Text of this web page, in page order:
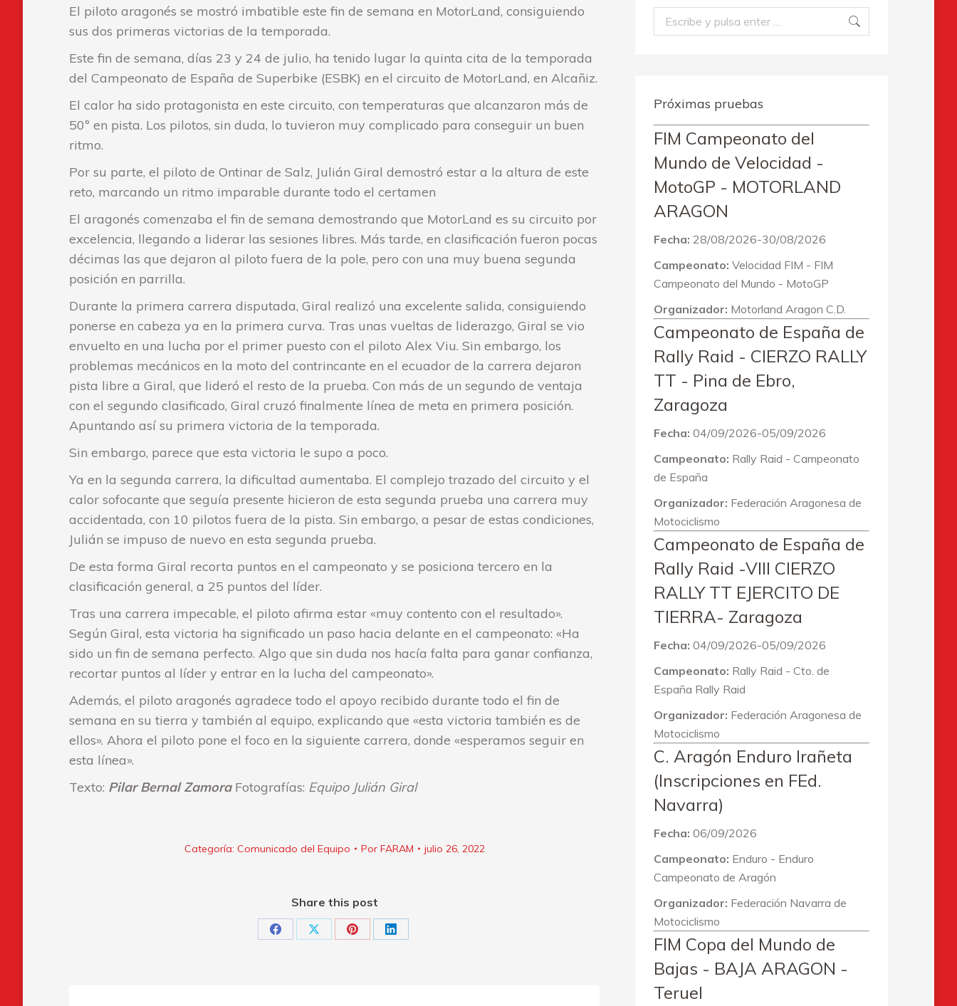
El piloto aragonés se mostró imbatible este fin de semana en MotorLand, consiguiendo
sus dos primeras victorias de la temporada.
Este fin de semana, días 23 y 24 de julio, ha tenido lugar la quinta cita de la temporada
del Campeonato de España de Superbike (ESBK) en el circuito de MotorLand, en Alcañiz.
El calor ha sido protagonista en este circuito, con temperaturas que alcanzaron más de
50º en pista. Los pilotos, sin duda, lo tuvieron muy complicado para conseguir un buen
ritmo.
Por su parte, el piloto de Ontinar de Salz, Julián Giral demostró estar a la altura de este
reto, marcando un ritmo imparable durante todo el certamen
El aragonés comenzaba el fin de semana demostrando que MotorLand es su circuito por
excelencia, llegando a liderar las sesiones libres. Más tarde, en clasificación fueron pocas
décimas las que dejaron al piloto fuera de la pole, pero con una muy buena segunda
posición en parrilla.
Durante la primera carrera disputada, Giral realizó una excelente salida, consiguiendo
ponerse en cabeza ya en la primera curva. Tras unas vueltas de liderazgo, Giral se vio
envuelto en una lucha por el primer puesto con el piloto Alex Viu. Sin embargo, los
problemas mecánicos en la moto del contrincante en el ecuador de la carrera dejaron
pista libre a Giral, que lideró el resto de la prueba. Con más de un segundo de ventaja
con el segundo clasificado, Giral cruzó finalmente línea de meta en primera posición.
Apuntando así su primera victoria de la temporada.
Sin embargo, parece que esta victoria le supo a poco.
Ya en la segunda carrera, la dificultad aumentaba. El complejo trazado del circuito y el
calor sofocante que seguía presente hicieron de esta segunda prueba una carrera muy
accidentada, con 10 pilotos fuera de la pista. Sin embargo, a pesar de estas condiciones,
Julián se impuso de nuevo en esta segunda prueba.
De esta forma Giral recorta puntos en el campeonato y se posiciona tercero en la
clasificación general, a 25 puntos del líder.
Tras una carrera impecable, el piloto afirma estar «muy contento con el resultado».
Según Giral, esta victoria ha significado un paso hacia delante en el campeonato: «Ha
sido un fin de semana perfecto. Algo que sin duda nos hacía falta para ganar confianza,
recortar puntos al líder y entrar en la lucha del campeonato».
Además, el piloto aragonés agradece todo el apoyo recibido durante todo el fin de
semana en su tierra y también al equipo, explicando que «esta victoria también es de
ellos». Ahora el piloto pone el foco en la siguiente carrera, donde «esperamos seguir en
esta línea».
Texto: Pilar Bernal ZamoraFotografías: Equipo Julián Giral
Categoría: Comunicado del Equipo Por FARAM julio 26, 2022
Share this post
Share Share Share Share
Buscar:
Próximas pruebas
FIM Campeonato del
Mundo de Velocidad -
MotoGP - MOTORLAND
ARAGON
Fecha: 28/08/2026-30/08/2026
Campeonato: Velocidad FIM - FIM
Campeonato del Mundo - MotoGP
Organizador: Motorland Aragon C.D.
Campeonato de España de
Rally Raid - CIERZO RALLY
TT - Pina de Ebro,
Zaragoza
Fecha: 04/09/2026-05/09/2026
Campeonato: Rally Raid - Campeonato
de España
Organizador: Federación Aragonesa de
Motociclismo
Campeonato de España de
Rally Raid -VIII CIERZO
RALLY TT EJERCITO DE
TIERRA- Zaragoza
Fecha: 04/09/2026-05/09/2026
Campeonato: Rally Raid - Cto. de
España Rally Raid
Organizador: Federación Aragonesa de
Motociclismo
C. Aragón Enduro Irañeta
(Inscripciones en FEd.
Navarra)
Fecha: 06/09/2026
Campeonato: Enduro - Enduro
Campeonato de Aragón
Organizador: Federación Navarra de
Motociclismo
FIM Copa del Mundo de
Bajas - BAJA ARAGON -
Teruel